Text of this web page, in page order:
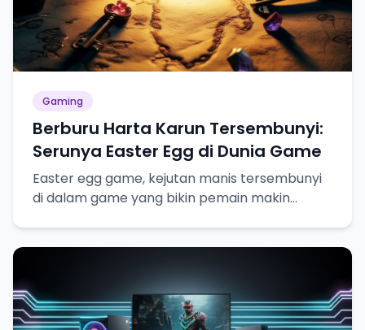
Gaming
Berburu Harta Karun Tersembunyi:
Serunya Easter Egg di Dunia Game
Easter egg game, kejutan manis tersembunyi
di dalam game yang bikin pemain makin